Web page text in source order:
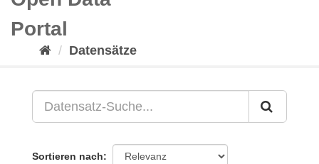
Portal
Datensätze
Sortieren nach